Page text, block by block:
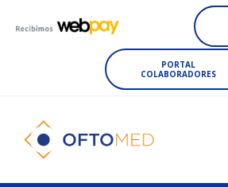
PORTAL
COLABORADORES